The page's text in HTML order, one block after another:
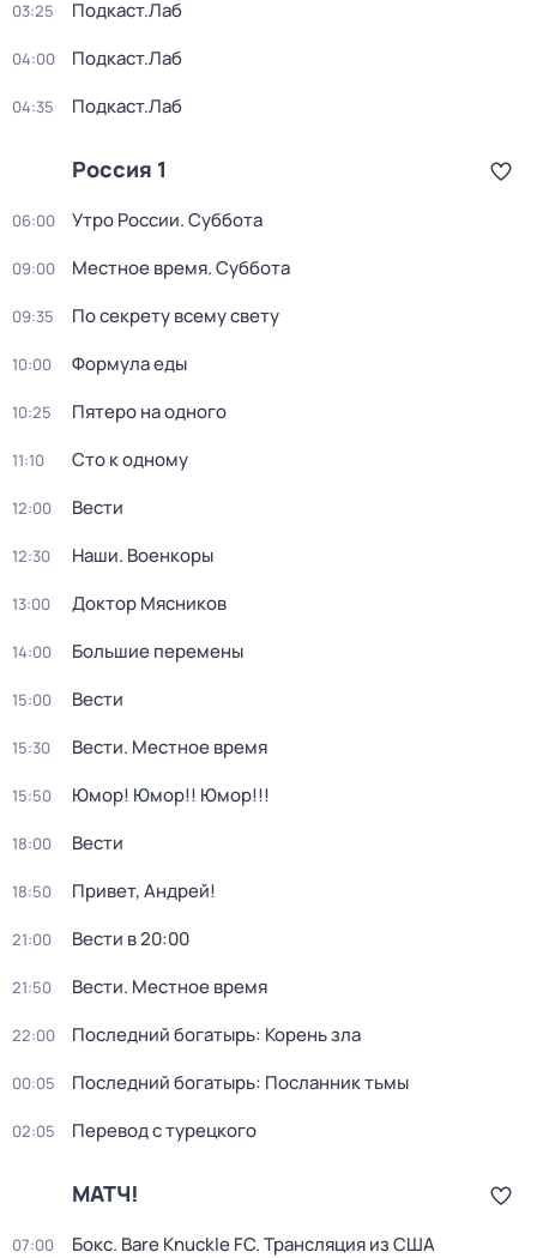
03:25 Подкаст.Лаб
04:00 Подкаст.Лаб
04:35 Подкаст.Лаб
Россия 1
06:00 Утро России. Суббота
09:00 Местное время. Суббота
09:35 По секрету всему свету
10:00 Формула еды
10:25 Пятеро на одного
11:10 Сто к одному
12:00 Вести
12:30 Наши. Военкоры
13:00 Доктор Мясников
14:00 Большие перемены
15:00 Вести
15:30 Вести. Местное время
15:50 Юмор! Юмор!! Юмор!!!
18:00 Вести
18:50 Привет, Андрей!
21:00 Вести в 20:00
21:50 Вести. Местное время
22:00 Последний богатырь: Корень зла
00:05 Последний богатырь: Посланник тьмы
02:05 Перевод с турецкого
МАТЧ!
07:00 Бокс. Bare Knuckle FC. Трансляция из США